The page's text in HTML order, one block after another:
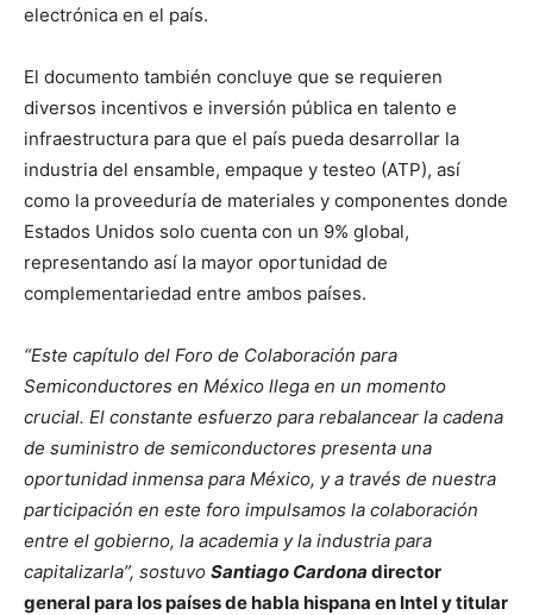
electrónica en el país.
El documento también concluye que se requieren
diversos incentivos e inversión pública en talento e
infraestructura para que el país pueda desarrollar la
industria del ensamble, empaque y testeo (ATP), así
como la proveeduría de materiales y componentes donde
Estados Unidos solo cuenta con un 9% global,
representando así la mayor oportunidad de
complementariedad entre ambos países.
“Este capítulo del Foro de Colaboración para
Semiconductores en México llega en un momento
crucial. El constante esfuerzo para rebalancear la cadena
de suministro de semiconductores presenta una
oportunidad inmensa para México, y a través de nuestra
participación en este foro impulsamos la colaboración
entre el gobierno, la academia y la industria para
capitalizarla”, sostuvo Santiago Cardona director
general para los países de habla hispana en Intel y titular